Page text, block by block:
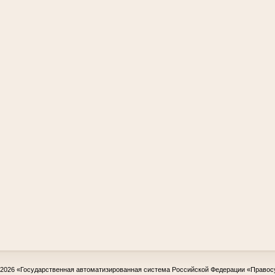
«Государственная автоматизированная система Российской Федерации